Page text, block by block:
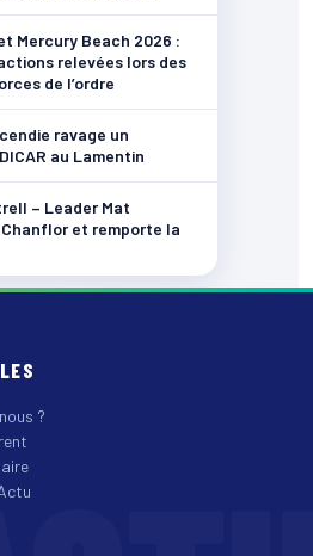
Mercury Beach 2026 :
relevées lors des
de l’ordre
ravage un
au Lamentin
– Leader Mat
Chanflor et remporte la
?